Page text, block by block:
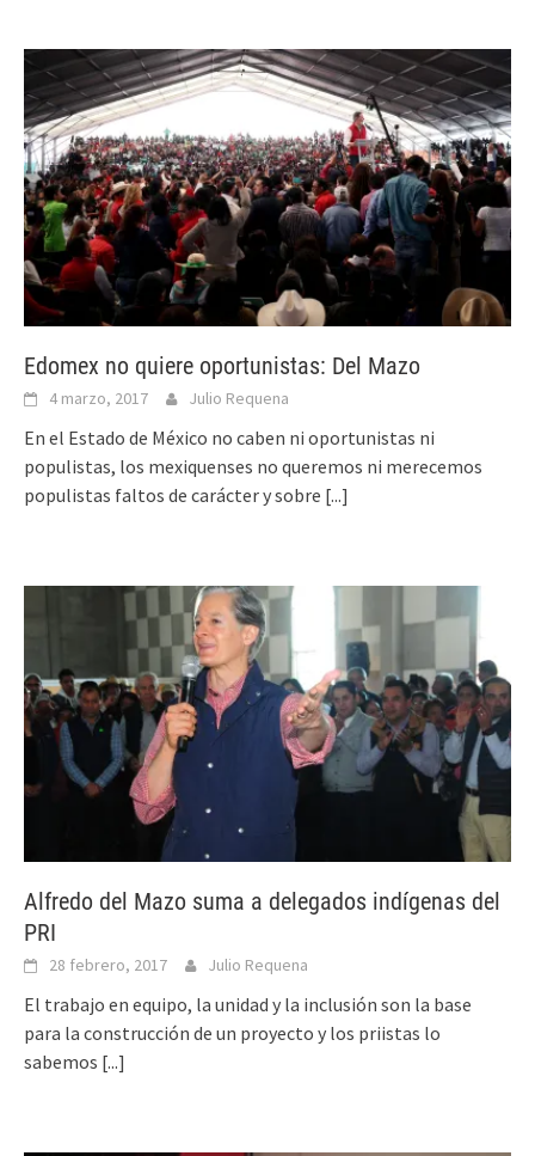
Edomex no quiere oportunistas: Del Mazo
4 marzo, 2017 Julio Requena
En el Estado de México no caben ni oportunistas ni
populistas, los mexiquenses no queremos ni merecemos
populistas faltos de carácter y sobre [...]
Alfredo del Mazo suma a delegados indígenas del
PRI
28 febrero, 2017 Julio Requena
El trabajo en equipo, la unidad y la inclusión son la base
para la construcción de un proyecto y los priistas lo
sabemos [...]